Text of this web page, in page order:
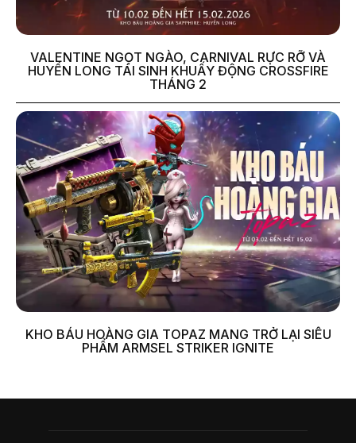
VALENTINE NGỌT NGÀO, CARNIVAL RỰC RỠ VÀ
HUYỀN LONG TÁI SINH KHUẤY ĐỘNG CROSSFIRE
THÁNG 2
KHO BÁU HOÀNG GIA TOPAZ MANG TRỞ LẠI SIÊU
PHẨM ARMSEL STRIKER IGNITE